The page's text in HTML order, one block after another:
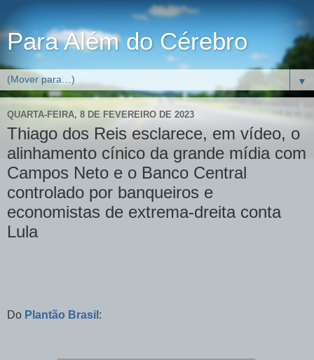
Para Além do Cérebro
▼
QUARTA-FEIRA, 8 DE FEVEREIRO DE 2023
Thiago dos Reis esclarece, em vídeo, o
alinhamento cínico da grande mídia com
Campos Neto e o Banco Central
controlado por banqueiros e
economistas de extrema-dreita conta
Lula
Do Plantão Brasil :